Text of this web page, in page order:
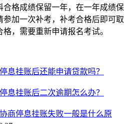
格成绩保留一年，在一年成绩保
加一次补考，补考合格后即可取
，需要重新申请报名考试。
息挂账后还能申请贷款吗？
息挂账后二次逾期怎么办？
商停息挂账失败一般是什么原